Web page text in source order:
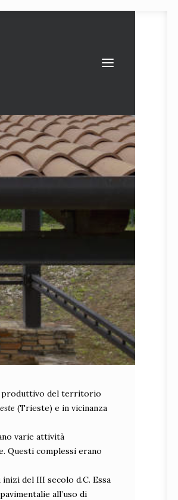
produttivo del territorio
(Trieste) e in vicinanza
varie attività
Questi complessi erano
del III secolo d.C. Essa
all’uso di